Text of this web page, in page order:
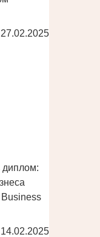
27.02.2025
диплом:
14.02.2025